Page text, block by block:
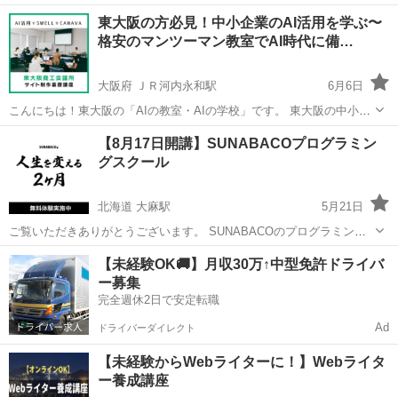
ンラインでも対応するのでお気軽にご相談ください★ 当講座をご覧い
ただきありがとうございます！ 当講座はAIツール『ChatGPT』の活用
方法を学ぶ講座...
福岡 福岡市 博多駅 その他 講座
東大阪の方必見！中小企業のAI活用を学ぶ〜
格安のマンツーマン教室でAI時代に備…
大阪府 ＪＲ河内永和駅
6月6日
こんにちは！東大阪の「AIの教室・AIの学校」です。 東大阪の中小企
業の皆様へ 🏢 AIスキルをマンツーマンで学びませんか？
🔶◆◇🔷🔷🔶◆◇🔷🔷 「AIは難しくてコストが高い…🤔」 そう思っ
て...
東大阪市 ＪＲ河内永和駅 Canva
【8月17日開講】SUNABACOプログラミン
グスクール
北海道 大麻駅
5月21日
ご覧いただきありがとうございます。 SUNABACOのプログラミング
スクールは、40日間の短期集中講義です。 未経験からでも、Web制
作・アプリ開発・デザイン・ディレクションなど、仕事につながるス
キルを身につけること...
北海道 江別市 大麻駅 パソコン アプリ開発
【未経験OK🚚】月収30万↑中型免許ドライバ
ー募集
完全週休2日で安定転職
ドライバーダイレクト Ad
【未経験からWebライターに！】Webライタ
ー養成講座